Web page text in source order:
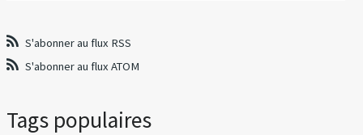
S'abonner au flux RSS
S'abonner au flux ATOM
Tags populaires